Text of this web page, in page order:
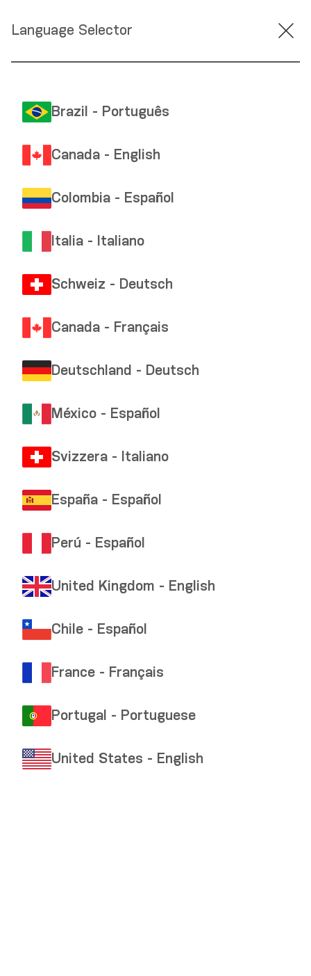
Language Selector
Brazil - Português
Canada - English
Colombia - Español
Italia - Italiano
Schweiz - Deutsch
Canada - Français
Deutschland - Deutsch
México - Español
Svizzera - Italiano
España - Español
Perú - Español
United Kingdom - English
Chile - Español
France - Français
Portugal - Portuguese
United States - English